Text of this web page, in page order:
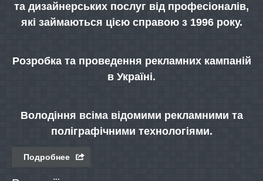
та дизайнерських послуг від професіоналів,
які займаються цією справою з 1996 року.
Розробка та проведення рекламних кампаній
в Україні.
Володіння всіма відомими рекламними та
поліграфічними технологіями.
Подробнее